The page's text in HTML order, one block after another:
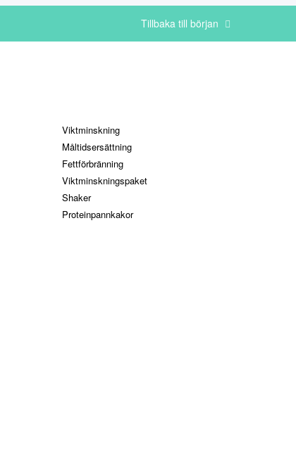
Tillbaka till början
Viktminskning
Måltidsersättning
Fettförbränning
Viktminskningspaket
Shaker
Proteinpannkakor